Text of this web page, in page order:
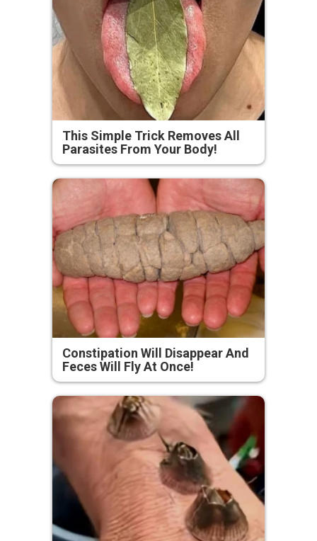
This Simple Trick Removes All
Parasites From Your Body!
Constipation Will Disappear And
Feces Will Fly At Once!